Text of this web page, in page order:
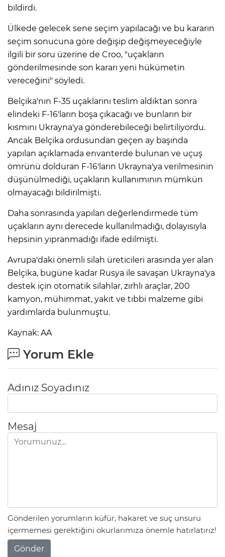
bildirdi.
Ülkede gelecek sene seçim yapılacağı ve bu kararın
seçim sonucuna göre değişip değişmeyeceğiyle
ilgili bir soru üzerine de Croo, "uçakların
gönderilmesinde son kararı yeni hükümetin
vereceğini" söyledi.
Belçika'nın F-35 uçaklarını teslim aldıktan sonra
elindeki F-16'ların boşa çıkacağı ve bunların bir
kısmını Ukrayna'ya gönderebileceği belirtiliyordu.
Ancak Belçika ordusundan geçen ay başında
yapılan açıklamada envanterde bulunan ve uçuş
ömrünü dolduran F-16'ların Ukrayna'ya verilmesinin
düşünülmediği, uçakların kullanımının mümkün
olmayacağı bildirilmişti.
Daha sonrasında yapılan değerlendirmede tüm
uçakların aynı derecede kullanılmadığı, dolayısıyla
hepsinin yıpranmadığı ifade edilmişti.
Avrupa'daki önemli silah üreticileri arasında yer alan
Belçika, bugüne kadar Rusya ile savaşan Ukrayna'ya
destek için otomatik silahlar, zırhlı araçlar, 200
kamyon, mühimmat, yakıt ve tıbbi malzeme gibi
yardımlarda bulunmuştu.
Kaynak: AA
Yorum Ekle
Adınız Soyadınız
Mesaj
Gönderilen yorumların küfür, hakaret ve suç unsuru
içermemesi gerektiğini okurlarımıza önemle hatırlatırız!
Gönder